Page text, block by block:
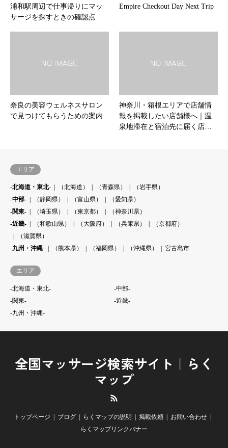
浦和駅周辺で仕事帰りにマッ
サージを探すときの確認点
Empire Checkout Day Next Trip
奈良の美容ウェルネスサロン
で見つけてもらうための案内
神奈川・箱根エリアで店舗情
報を掲載したい店舗様へ｜温
泉地滞在と宿泊先に届く店…
エリア
-北海道・東北- （北海道） （青森県）
（岩手県）
-中部-
（静岡県） （富山県）
（愛知県）
-関東-
（埼玉県） （東京都）
（神奈川県）
-近畿-
（和歌山県） （大阪府） （兵庫県）
（京都府）
（滋賀県）
-九州・沖縄-
（熊本県） （福岡県） （沖縄県） 宮古島市
エリア
-北海道・東北-
-中部-
-関東-
-近畿-
-九州・沖縄-
全国マッサージ検索サイト｜らく
マップ
トップページ ブログ らくマップの説明 掲載依頼
お問い合わせ
らくマップリンクバナー